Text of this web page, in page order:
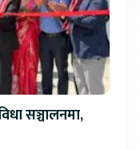
सञ्चालनमा,